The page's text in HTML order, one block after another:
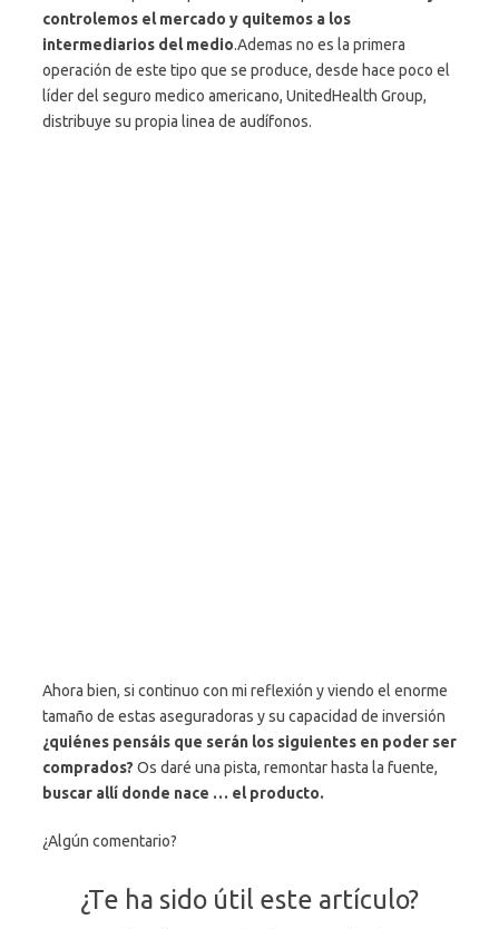
controlemos el mercado y quitemos a los
intermediarios del medio.Ademas no es la primera
operación de este tipo que se produce, desde hace poco el
líder del seguro medico americano, UnitedHealth Group,
distribuye su propia linea de audífonos.
Ahora bien, si continuo con mi reflexión y viendo el enorme
tamaño de estas aseguradoras y su capacidad de inversión
¿quiénes pensáis que serán los siguientes en poder ser
comprados? Os daré una pista, remontar hasta la fuente,
buscar allí donde nace … el producto.
¿Algún comentario?
¿Te ha sido útil este artículo?